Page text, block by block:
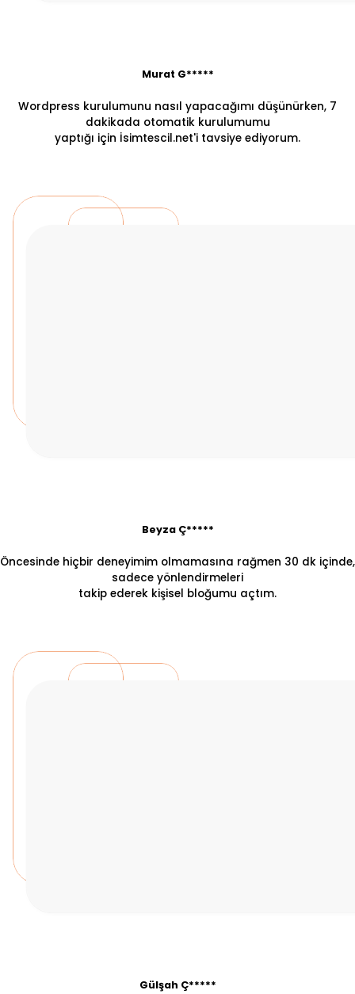
Murat G*****
Wordpress kurulumunu nasıl yapacağımı düşünürken, 7
dakikada otomatik kurulumumu
yaptığı için İsimtescil.net'i tavsiye ediyorum.
Beyza Ç*****
Öncesinde hiçbir deneyimim olmamasına rağmen 30 dk içinde,
sadece yönlendirmeleri
takip ederek kişisel bloğumu açtım.
Gülşah Ç*****